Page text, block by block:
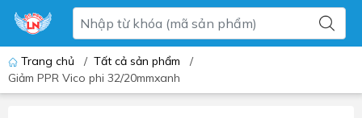
Trang chủ / Tất cả sản phẩm
/
Giảm PPR Vico phi 32/20mmxanh